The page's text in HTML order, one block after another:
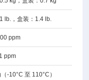
lb.，盒装：1.4 lb.
ppm
ppm
-10°C 至 110°C）